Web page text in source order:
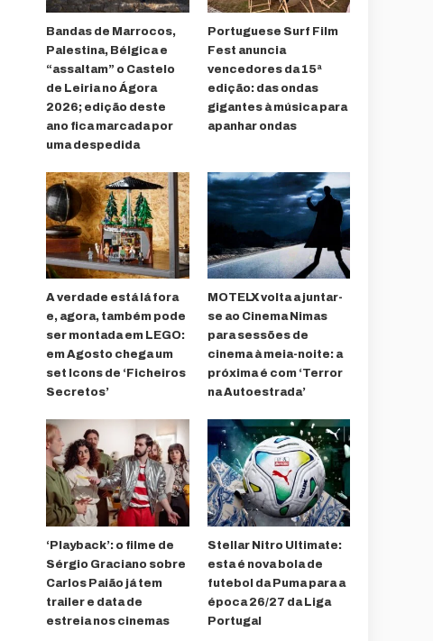
Bandas de Marrocos,
Palestina, Bélgica e
“assaltam” o Castelo
de Leiria no Ágora
2026; edição deste
ano fica marcada por
uma despedida
Portuguese Surf Film
Fest anuncia
vencedores da 15ª
edição: das ondas
gigantes à música para
apanhar ondas
A verdade está lá fora
e, agora, também pode
ser montada em LEGO:
em Agosto chega um
set Icons de ‘Ficheiros
Secretos’
MOTELX volta a juntar-
se ao Cinema Nimas
para sessões de
cinema à meia-noite: a
próxima é com ‘Terror
na Autoestrada’
‘Playback’: o filme de
Sérgio Graciano sobre
Carlos Paião já tem
trailer e data de
estreia nos cinemas
Stellar Nitro Ultimate:
esta é nova bola de
futebol da Puma para a
época 26/27 da Liga
Portugal